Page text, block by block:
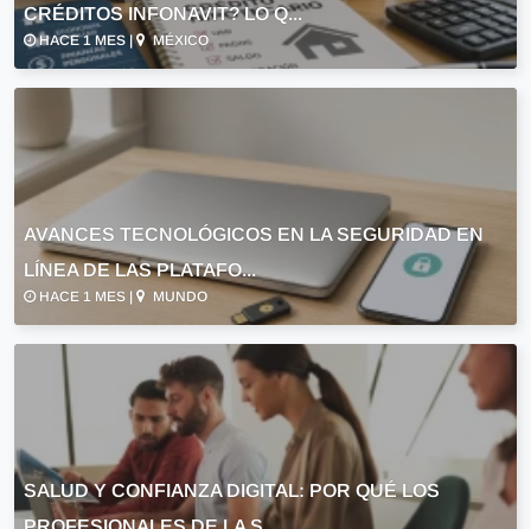
CRÉDITOS INFONAVIT? LO Q...
HACE 1 MES | MÉXICO
AVANCES TECNOLÓGICOS EN LA SEGURIDAD EN
LÍNEA DE LAS PLATAFO...
HACE 1 MES | MUNDO
SALUD Y CONFIANZA DIGITAL: POR QUÉ LOS